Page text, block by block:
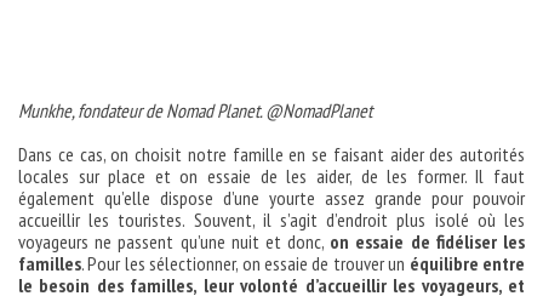
Munkhe, fondateur de Nomad Planet. @NomadPlanet
Dans ce cas, on choisit notre famille en se faisant aider des autorités
locales sur place et on essaie de les aider, de les former. Il faut
également qu’elle dispose d’une yourte assez grande pour pouvoir
accueillir les touristes. Souvent, il s’agit d’endroit plus isolé où les
voyageurs ne passent qu’une nuit et donc, on essaie de fidéliser les
familles. Pour les sélectionner, on essaie de trouver un équilibre entre
le besoin des familles, leur volonté d’accueillir les voyageurs, et